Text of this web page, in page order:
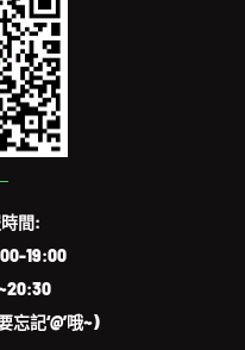
間:
19:00
忘記‘@’哦~)